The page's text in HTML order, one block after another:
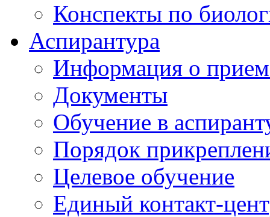
Конспекты по
Аспирантура
Информация о
Документы
Обучение в
Порядок
Целевое обучение
Единый контакт-